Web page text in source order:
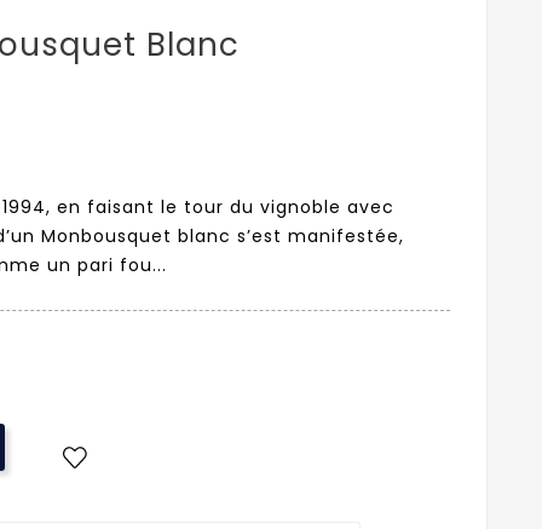
Blanc
en faisant le tour du vignoble avec
Monbousquet blanc s’est manifestée,
un pari fou...